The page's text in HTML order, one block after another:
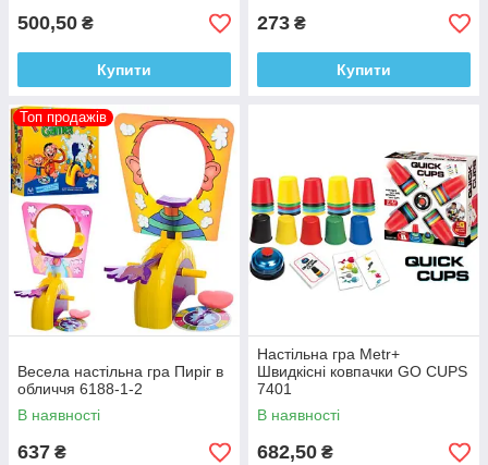
500,50 ₴
Купити
273 ₴
Купити
Топ продажів
Весела настільна гра Пиріг в
обличчя 6188-1-2
В наявності
637 ₴
Настільна гра Metr+
Швидкісні ковпачки GO CUPS
7401
В наявності
682,50 ₴